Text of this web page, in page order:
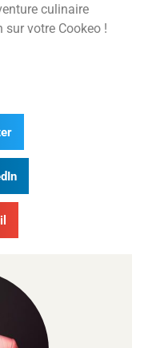
culinaire
sur votre Cookeo !